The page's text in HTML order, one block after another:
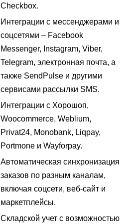
Checkbox.
Интеграции с мессенджерами и
соцсетями – Facebook
Messenger, Instagram, Viber,
Telegram, электронная почта, а
также SendPulse и другими
сервисами рассылки SMS.
Интеграции с Хорошоп,
Woocommerce, Weblium,
Privat24, Monobank, Liqpay,
Portmone и Wayforpay.
Автоматическая синхронизация
заказов по разным каналам,
включая соцсети, веб-сайт и
маркетплейсы.
Складской учет с возможностью